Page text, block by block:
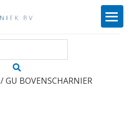
/ GU BOVENSCHARNIER